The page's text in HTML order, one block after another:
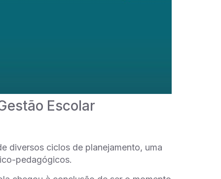
Escolar
diversos ciclos de planejamento, uma
pedagógicos.